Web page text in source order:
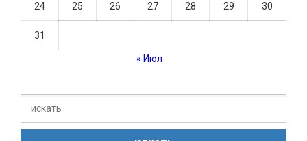
24 25 26 27 28 29 30
31
« Июл